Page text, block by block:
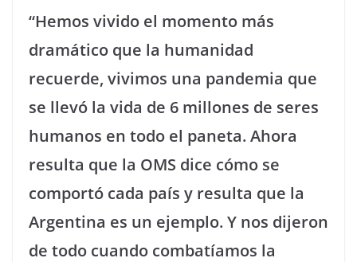
“Hemos vivido el momento más
dramático que la humanidad
recuerde, vivimos una pandemia que
se llevó la vida de 6 millones de seres
humanos en todo el paneta. Ahora
resulta que la OMS dice cómo se
comportó cada país y resulta que la
Argentina es un ejemplo. Y nos dijeron
de todo cuando combatíamos la